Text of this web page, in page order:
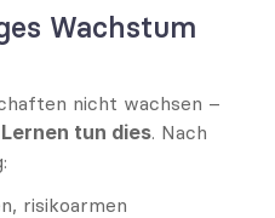
Wachstum
tun dies. Nach
risikoarmen